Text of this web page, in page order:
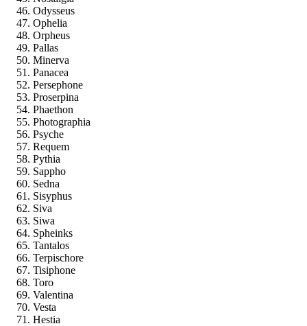
Odysseus
Ophelia
Orpheus
Pallas
Minerva
Panacea
Persephone
Proserpina
Phaethon
Photographia
Psyche
Requem
Pythia
Sappho
Sedna
Sisyphus
Siva
Siwa
Spheinks
Tantalos
Terpischore
Tisiphone
Toro
Valentina
Vesta
Hestia